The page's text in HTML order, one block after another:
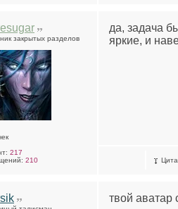
закрытых разделов
217
210
да, задача
яркие, и
твой аватар